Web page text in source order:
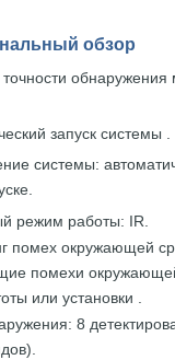
обзор
обнаружения
запуск системы
системы:
режим работы: IR.
помех окружающей
помехи
или установки .
8